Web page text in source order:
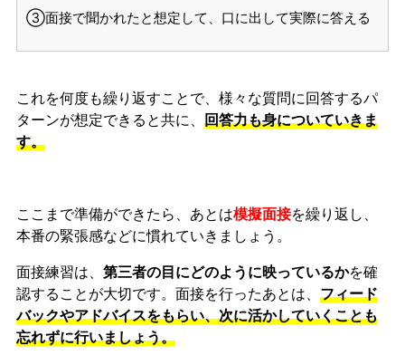
③面接で聞かれたと想定して、口に出して実際に答える
これを何度も繰り返すことで、様々な質問に回答するパ
ターンが想定できると共に、 回答力も身についていきま
す。
ここまで準備ができたら、あとは模擬面接を繰り返し、
本番の緊張感などに慣れていきましょう。
面接練習は、 第三者の目にどのように映っているかを確
認することが大切です。面接を行ったあとは、 フィード
バックやアドバイスをもらい、次に活かしていくことも
忘れずに行いましょう。